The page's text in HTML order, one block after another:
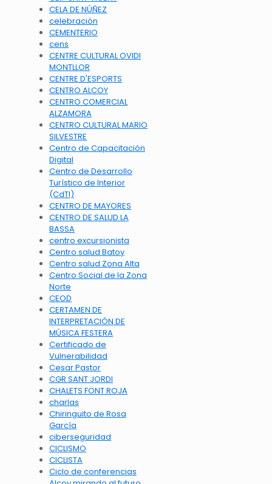
CELA DE NÚÑEZ
celebración
CEMENTERIO
cens
CENTRE CULTURAL OVIDI
MONTLLOR
CENTRE D'ESPORTS
CENTRO ALCOY
CENTRO COMERCIAL
ALZAMORA
CENTRO CULTURAL MARIO
SILVESTRE
Centro de Capacitación
Digital
Centro de Desarrollo
Turístico de Interior
(CdTI)
CENTRO DE MAYORES
CENTRO DE SALUD LA
BASSA
centro excursionista
Centro salud Batoy
Centro salud Zona Alta
Centro Social de la Zona
Norte
CEOD
CERTAMEN DE
INTERPRETACIÓN DE
MÚSICA FESTERA
Certificado de
Vulnerabilidad
Cesar Pastor
CGR SANT JORDI
CHALETS FONT ROJA
charlas
Chiringuito de Rosa
García
ciberseguridad
CICLISMO
CICLISTA
Ciclo de conferencias